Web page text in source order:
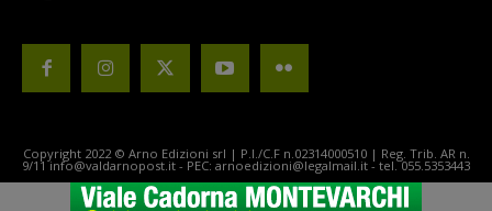
Copyright 2022 © Arno Edizioni srl | P.I./C.F n.02314000510 | Reg. Trib. AR n.
9/11 info@valdarnopost.it - PEC: arnoedizioni@legalmail.it - tel. 055.5353443